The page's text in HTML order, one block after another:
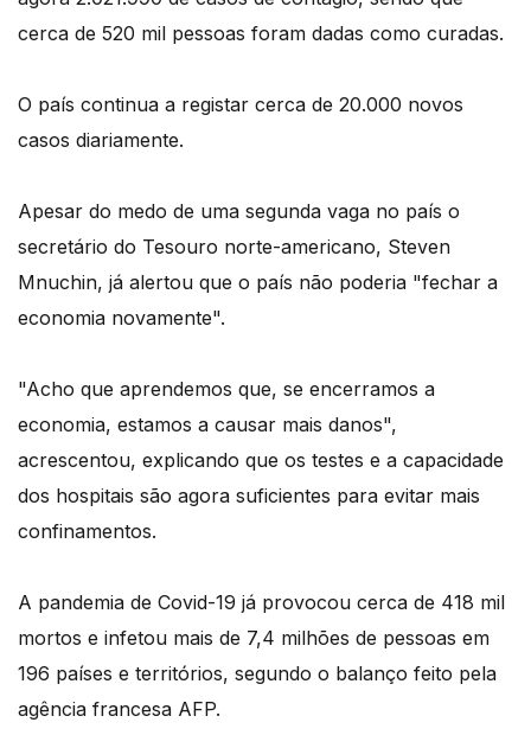
cerca de 520 mil pessoas foram dadas como curadas.
O país continua a registar cerca de 20.000 novos
casos diariamente.
Apesar do medo de uma segunda vaga no país o
secretário do Tesouro norte-americano, Steven
Mnuchin, já alertou que o país não poderia "fechar a
economia novamente".
"Acho que aprendemos que, se encerramos a
economia, estamos a causar mais danos",
acrescentou, explicando que os testes e a capacidade
dos hospitais são agora suficientes para evitar mais
confinamentos.
A pandemia de Covid-19 já provocou cerca de 418 mil
mortos e infetou mais de 7,4 milhões de pessoas em
196 países e territórios, segundo o balanço feito pela
agência francesa AFP.